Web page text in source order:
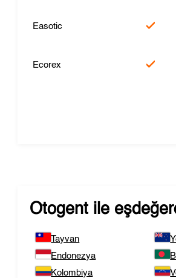
Easotic
Ecorex
Otogent ile
Tayvan
Endonezya
Kolombiya